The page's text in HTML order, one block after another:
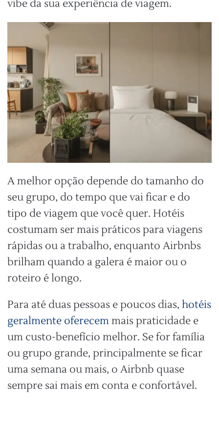
vibe da sua experiência de viagem.
A melhor opção depende do tamanho do
seu grupo, do tempo que vai ficar e do
tipo de viagem que você quer. Hotéis
costumam ser mais práticos para viagens
rápidas ou a trabalho, enquanto Airbnbs
brilham quando a galera é maior ou o
roteiro é longo.
Para até duas pessoas e poucos dias, hotéis
geralmente oferecemmais praticidade e
um custo-benefício melhor. Se for família
ou grupo grande, principalmente se ficar
uma semana ou mais, o Airbnb quase
sempre sai mais em conta e confortável.